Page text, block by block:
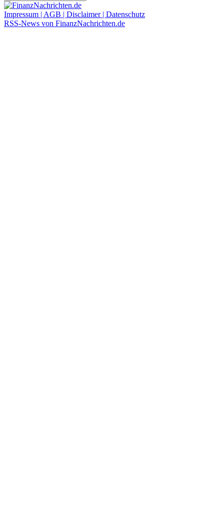
Impressum | AGB | Disclaimer | Datenschutz
RSS-News von FinanzNachrichten.de